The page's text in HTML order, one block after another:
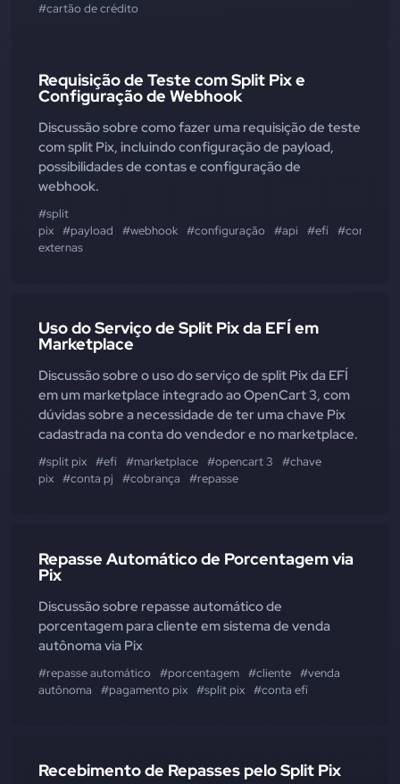
#cartão de crédito
Requisição de Teste com Split Pix e
Configuração de Webhook
Discussão sobre como fazer uma requisição de teste
com split Pix, incluindo configuração de payload,
possibilidades de contas e configuração de
webhook.
#split
pix #payload #webhook #configuração #api #efí #contas
externas
Uso do Serviço de Split Pix da EFÍ em
Marketplace
Discussão sobre o uso do serviço de split Pix da EFÍ
em um marketplace integrado ao OpenCart 3, com
dúvidas sobre a necessidade de ter uma chave Pix
cadastrada na conta do vendedor e no marketplace.
#split pix #efí #marketplace #opencart 3
#chave
pix #conta pj #cobrança #repasse
Repasse Automático de Porcentagem via
Pix
Discussão sobre repasse automático de
porcentagem para cliente em sistema de venda
autônoma via Pix
#repasse automático #porcentagem #cliente #venda
autônoma
#pagamento pix #split pix #conta efí
Recebimento de Repasses pelo Split Pix